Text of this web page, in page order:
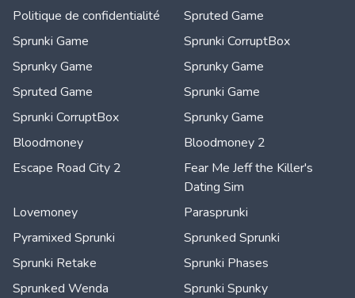
Politique de confidentialité
Spruted Game
Sprunki Game
Sprunki CorruptBox
Sprunky Game
Sprunky Game
Spruted Game
Sprunki Game
Sprunki CorruptBox
Sprunky Game
Bloodmoney
Bloodmoney 2
Escape Road City 2
Fear Me Jeff the Killer's
Dating Sim
Lovemoney
Parasprunki
Pyramixed Sprunki
Sprunked Sprunki
Sprunki Retake
Sprunki Phases
Sprunked Wenda
Sprunki Spunky